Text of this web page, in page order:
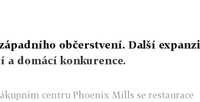
občerstvení. Další expanzi
domácí konkurence.
centru Phoenix Mills se restaurace